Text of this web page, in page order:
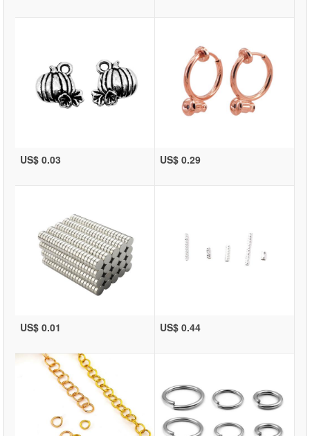
US$ 0.03 US$ 0.29
US$ 0.01 US$ 0.44